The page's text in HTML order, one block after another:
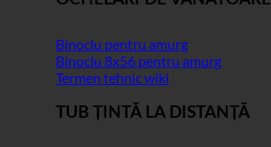
Binoclu pentru amurg
Binoclu 8x56 pentru amurg
Termen tehnic wiki
TUB ȚINTĂ LA DISTANȚĂ